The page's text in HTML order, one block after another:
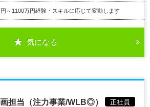
～1100万円経験・スキルに応じて変動します
気になる
担当（注力事業/WLB◎）
正社員